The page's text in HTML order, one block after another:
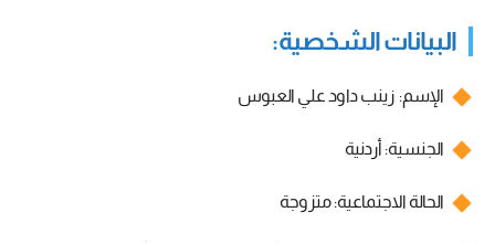
البيانات الشخصية:
الإسم: زينب داود علي العبوس
الجنسية: أردنية
الحالة الاجتماعية: متزوجة